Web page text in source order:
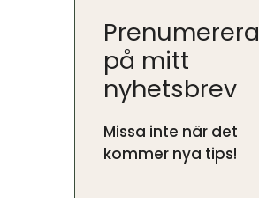
Prenumerera
på mitt
nyhetsbrev
Missa inte när det
kommer nya tips!